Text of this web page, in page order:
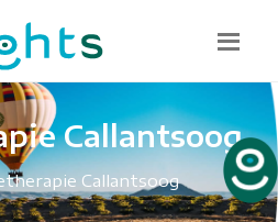
Callantsoog
Callantsoog